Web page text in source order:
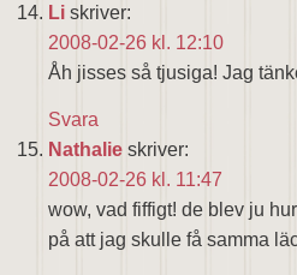
Li skriver:
2008-02-26 kl. 12:10
Åh jisses så tjusiga! Jag
Svara
Nathalie skriver:
2008-02-26 kl. 11:47
wow, vad fiffigt! de blev ju
på att jag skulle få samma